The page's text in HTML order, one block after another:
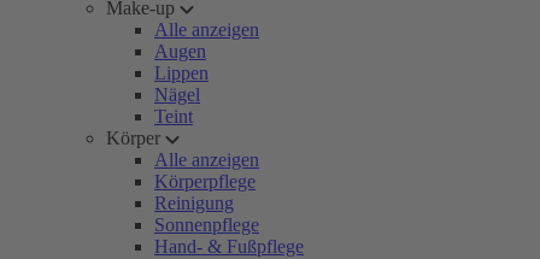
Make-up
Alle anzeigen
Augen
Lippen
Nägel
Teint
Körper
Alle anzeigen
Körperpflege
Reinigung
Sonnenpflege
Hand- & Fußpflege